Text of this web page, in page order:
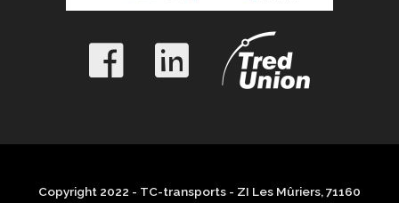
Copyright 2022 - TC-transports - ZI Les Mûriers, 71160